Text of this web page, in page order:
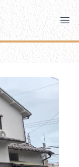
年の安心 ペイン
組み
ご質問